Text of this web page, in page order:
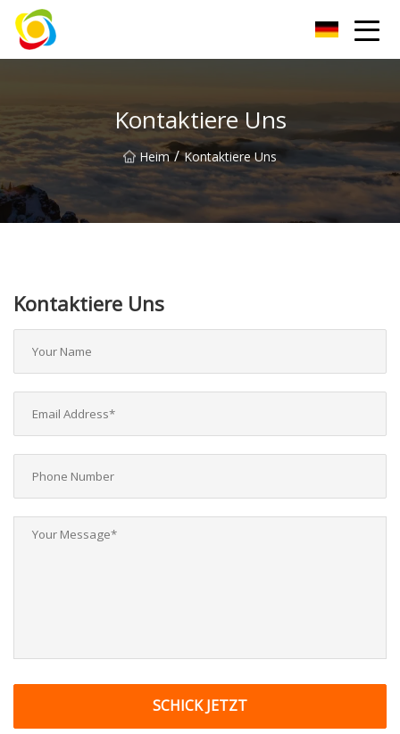
Kontaktiere Uns
Heim / Kontaktiere Uns
Kontaktiere Uns
SCHICK JETZT